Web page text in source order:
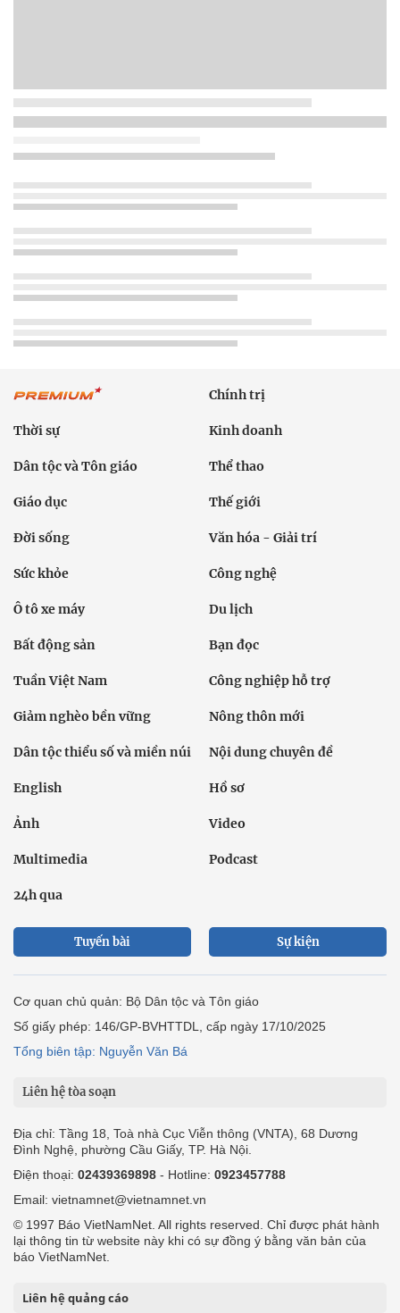
Chính trị
Thời sự Kinh doanh
Dân tộc và Tôn giáo Thể thao
Giáo dục Thế giới
Đời sống Văn hóa - Giải trí
Sức khỏe Công nghệ
Ô tô xe máy Du lịch
Bất động sản Bạn đọc
Tuần Việt Nam Công nghiệp hỗ trợ
Giảm nghèo bền vững Nông thôn mới
Dân tộc thiểu số và miền núi Nội dung chuyên đề
English Hồ sơ
Ảnh Video
Multimedia Podcast
24h qua
Tuyến bài Sự kiện
Cơ quan chủ quản: Bộ Dân tộc và Tôn giáo
Số giấy phép: 146/GP-BVHTTDL, cấp ngày 17/10/2025
Tổng biên tập: Nguyễn Văn Bá
Liên hệ tòa soạn
Địa chỉ: Tầng 18, Toà nhà Cục Viễn thông (VNTA), 68 Dương
Đình Nghệ, phường Cầu Giấy, TP. Hà Nội.
Điện thoại: 02439369898 - Hotline: 0923457788
Email: vietnamnet@vietnamnet.vn
© 1997 Báo VietNamNet. All rights reserved. Chỉ được phát hành
lại thông tin từ website này khi có sự đồng ý bằng văn bản của
báo VietNamNet.
Liên hệ quảng cáo